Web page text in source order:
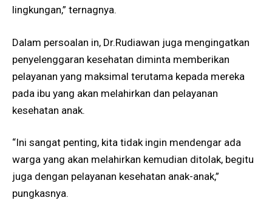
lingkungan,” ternagnya.
Dalam persoalan in, Dr.Rudiawan juga mengingatkan
penyelenggaran kesehatan diminta memberikan
pelayanan yang maksimal terutama kepada mereka
pada ibu yang akan melahirkan dan pelayanan
kesehatan anak.
“Ini sangat penting, kita tidak ingin mendengar ada
warga yang akan melahirkan kemudian ditolak, begitu
juga dengan pelayanan kesehatan anak-anak,”
pungkasnya.